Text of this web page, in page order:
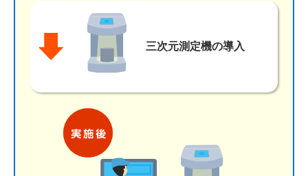
三次元測定機の導入